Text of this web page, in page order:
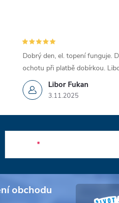
Libor Fukan
3.11.2025
Dobrý den, el. topení funguje.
ochotu při platbě dobírkou.
obchodu